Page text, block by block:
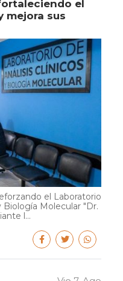
el
mejora sus
el Laboratorio
Biología Molecular "Dr.
l...